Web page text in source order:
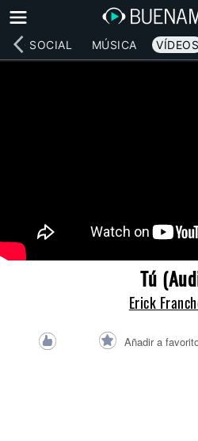
RED SOCIAL MÚSICA VÍDEOS
Tú
Erick
Añadir a